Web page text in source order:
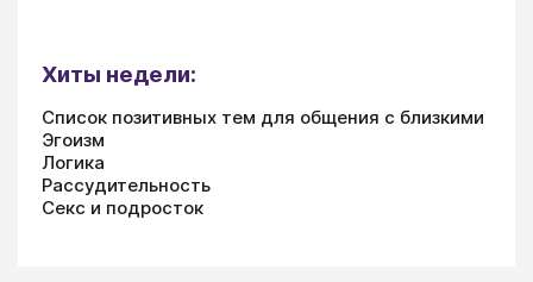
Хиты недели:
Список позитивных тем для общения с близкими
Эгоизм
Логика
Рассудительность
Секс и подросток